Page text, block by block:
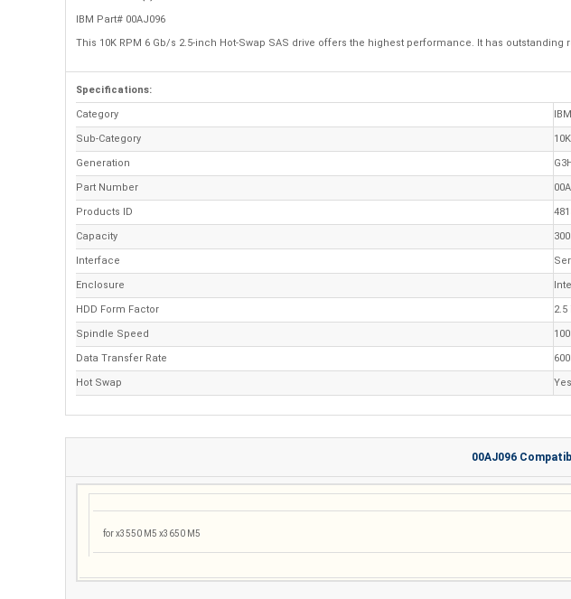
IBM Part# 00AJ096
This 10K RPM 6 Gb/s 2.5-inch Hot-Swap SAS drive offers the highest performance. It has
Specifications:
Category
Sub-Category 10K
Generation
Part Number
Products ID
Capacity
Interface
Enclosure
HDD Form Factor
Spindle Speed
Data Transfer Rate
Hot Swap Yes
00AJ096
for x3550 M5 x3650 M5